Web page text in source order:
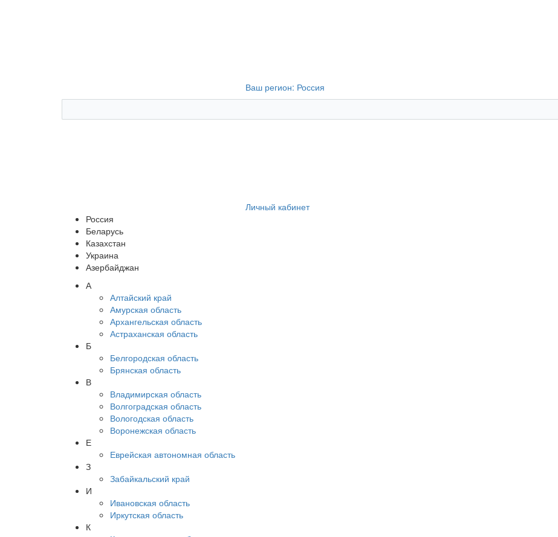
Ваш регион: Россия
Личный кабинет
Россия
Беларусь
Казахстан
Украина
Азербайджан
А
Алтайский край
Амурская область
Архангельская область
Астраханская область
Б
Белгородская область
Брянская область
В
Владимирская область
Волгоградская область
Вологодская область
Воронежская область
Е
Еврейская автономная область
З
Забайкальский край
И
Ивановская область
Иркутская область
К